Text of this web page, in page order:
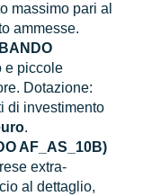
massimo pari al
ammesse.
e piccole
Dotazione:
di investimento
.
AF_AS_10B)
extra-
al dettaglio,